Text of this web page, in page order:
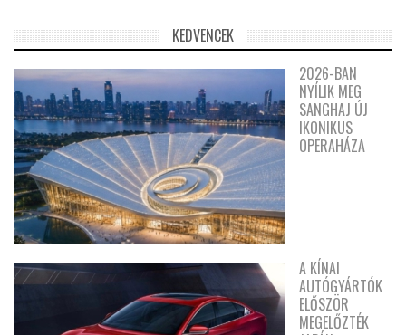
KEDVENCEK
2026-BAN
NYÍLIK MEG
SANGHAJ ÚJ
IKONIKUS
OPERAHÁZA
A KÍNAI
AUTÓGYÁRTÓK
ELŐSZÖR
MEGELŐZTÉK